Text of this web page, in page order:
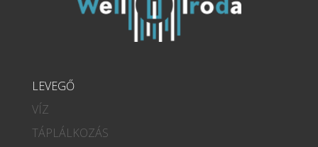
LEVEGŐ
VÍZ
TÁPLÁLKOZÁS